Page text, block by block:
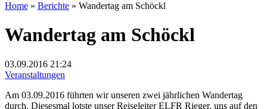
Home » Berichte » Wandertag am Schöckl
Wandertag am Schöckl
03.09.2016 21:24
Veranstaltungen
Am 03.09.2016 führten wir unseren zwei jährlichen Wandertag
durch. Diesesmal lotste unser Reiseleiter ELFR Rieger, uns auf den